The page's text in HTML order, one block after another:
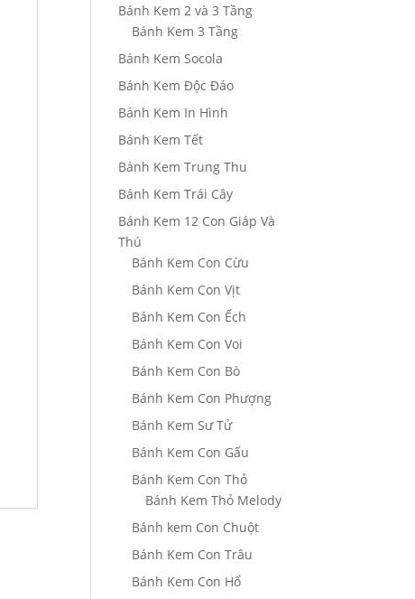
Bánh Kem 2 và 3 Tầng
Bánh Kem 3 Tầng
Bánh Kem Socola
Bánh Kem Độc Đáo
Bánh Kem In Hình
Bánh Kem Tết
Bánh Kem Trung Thu
Bánh Kem Trái Cây
Bánh Kem 12 Con Giáp Và
Thú
Bánh Kem Con Cừu
Bánh Kem Con Vịt
Bánh Kem Con Ếch
Bánh Kem Con Voi
Bánh Kem Con Bò
Bánh Kem Con Phượng
Bánh Kem Sư Tử
Bánh Kem Con Gấu
Bánh Kem Con Thỏ
Bánh Kem Thỏ Melody
Bánh kem Con Chuột
Bánh Kem Con Trâu
Bánh Kem Con Hổ